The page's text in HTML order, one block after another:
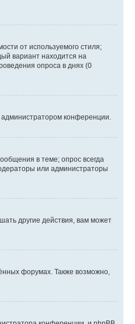
от используемого стиля;
вариант находится на
опроса в днях (0
конференции.
в теме; опрос всегда
или администраторы
другие действия, вам может
форумах. Также возможно,